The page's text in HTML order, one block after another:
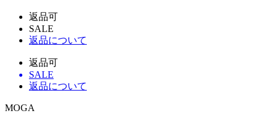
返品可
SALE
返品について
返品可
SALE
返品について
MOGA